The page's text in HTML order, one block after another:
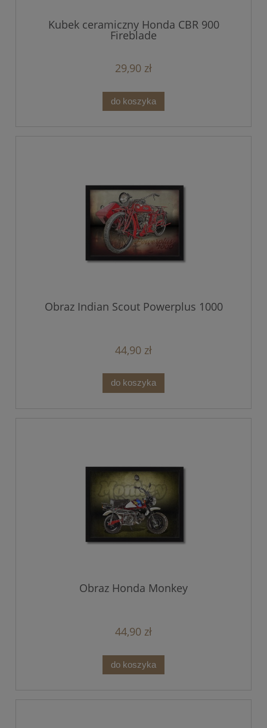
Kubek ceramiczny Honda CBR 900
Fireblade
29,90 zł
do koszyka
Obraz Indian Scout Powerplus 1000
44,90 zł
do koszyka
Obraz Honda Monkey
44,90 zł
do koszyka